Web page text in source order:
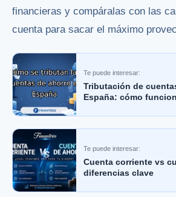
financieras y compáralas con las
cuenta para sacar el máximo
Te puede interesar:
Tributación de
España: cómo
Te puede interesar:
Cuenta corriente vs
diferencias clave